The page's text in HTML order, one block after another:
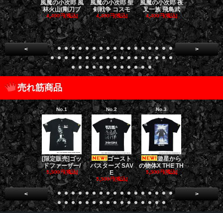
風魔の小次郎 風
林火山(剛刀ブ
4,400円(税込)
風魔の小次郎 聖
剣戦争 コスモ
4,400円(税込)
風魔の小次郎 夜
叉一族 飛鳥武
4,400円(税込)
風魔の小次
魔一族 竜
4,400円(税
< >
売れ筋商品
No.1
[限定販売]ゴッ
ドファーザー/
5,500円(税込)
No.2
ゴースト
バスターズ SAV
E
5,500円(税込)
No.3
遊星から
の物体X THE TH
5,500円(税込)
No.4
ダークナイ
リロジー/
5,500円(税
< >